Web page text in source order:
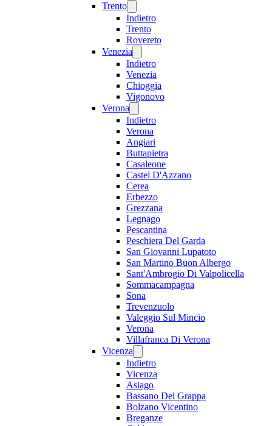
Trento
Indietro
Trento
Rovereto
Venezia
Indietro
Venezia
Chioggia
Vigonovo
Verona
Indietro
Verona
Angiari
Buttapietra
Casaleone
Castel D'Azzano
Cerea
Erbezzo
Grezzana
Legnago
Pescantina
Peschiera Del Garda
San Giovanni Lupatoto
San Martino Buon Albergo
Sant'Ambrogio Di Valpolicella
Sommacampagna
Sona
Trevenzuolo
Valeggio Sul Mincio
Verona
Villafranca Di Verona
Vicenza
Indietro
Vicenza
Asiago
Bassano Del Grappa
Bolzano Vicentino
Breganze